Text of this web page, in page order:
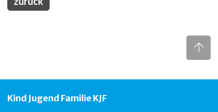
Kind Jugend Familie KJF